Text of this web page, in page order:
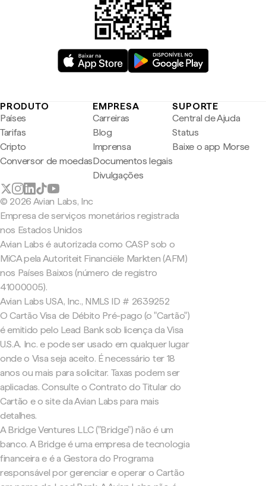
PRODUTO
Países
Tarifas
Cripto
Conversor de moedas
EMPRESA
Carreiras
Blog
Imprensa
Documentos legais
Divulgações
SUPORTE
Central de Ajuda
Status
Baixe o app Morse
© 2026 Avian Labs, Inc
Empresa de serviços monetários registrada
nos Estados Unidos
Avian Labs é autorizada como CASP sob o
MiCA pela Autoriteit Financiële Markten (AFM)
nos Países Baixos (número de registro
41000005).
Avian Labs USA, Inc., NMLS ID # 2639252
O Cartão Visa de Débito Pré-pago (o "Cartão")
é emitido pelo Lead Bank sob licença da Visa
U.S.A. Inc. e pode ser usado em qualquer lugar
onde o Visa seja aceito. É necessário ter 18
anos ou mais para solicitar. Taxas podem ser
aplicadas. Consulte o Contrato do Titular do
Cartão e o site da Avian Labs para mais
detalhes.
A Bridge Ventures LLC ("Bridge") não é um
banco. A Bridge é uma empresa de tecnologia
financeira e é a Gestora do Programa
responsável por gerenciar e operar o Cartão